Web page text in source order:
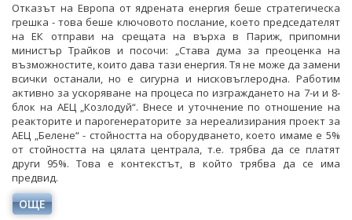
Отказът на Европа от ядрената енергия беше стратегическа
грешка - това беше ключовото послание, което председателят
на ЕК отправи на срещата на върха в Париж, припомни
министър Трайков и посочи: „Става дума за преоценка на
възможностите, които дава тази енергия. Тя не може да замени
всички останали, но е сигурна и нисковъглеродна. Работим
активно за ускоряване на процеса по изграждането на 7-и и 8-
блок на АЕЦ „Козлодуй“. Внесе и уточнение по отношение на
реакторите и парогенераторите за нереализирания проект за
АЕЦ „Белене“ - стойността на оборудването, което имаме е 5%
от стойността на цялата централа, т.е. трябва да се платят
други 95%. Това е контекстът, в който трябва да се има
предвид.
ОЩЕ